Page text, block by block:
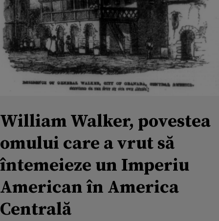
William Walker, povestea
omului care a vrut să
întemeieze un Imperiu
American în America
Centrală